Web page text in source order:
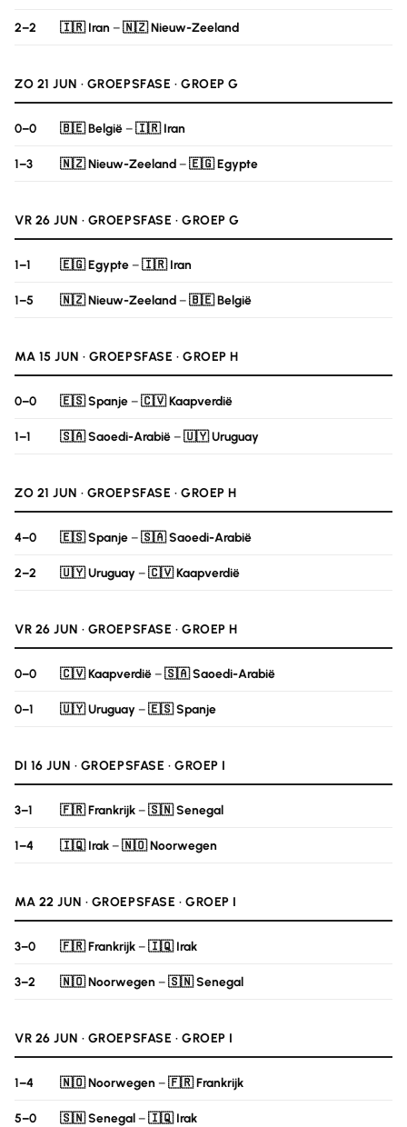
2–2 🇮🇷 Iran –🇳🇿 Nieuw-Zeeland
ZO 21 JUN · GROEPSFASE · GROEP G
0–0 🇧🇪 België–🇮🇷 Iran
1–3 🇳🇿 Nieuw-Zeeland–🇪🇬 Egypte
VR 26 JUN · GROEPSFASE · GROEP G
1–1 🇪🇬 Egypte–🇮🇷 Iran
1–5 🇳🇿 Nieuw-Zeeland–🇧🇪 België
MA 15 JUN · GROEPSFASE · GROEP H
0–0 🇪🇸 Spanje–🇨🇻 Kaapverdië
1–1 🇸🇦 Saoedi-Arabië–🇺🇾 Uruguay
ZO 21 JUN · GROEPSFASE · GROEP H
4–0 🇪🇸 Spanje–🇸🇦 Saoedi-Arabië
2–2 🇺🇾 Uruguay–🇨🇻 Kaapverdië
VR 26 JUN · GROEPSFASE · GROEP H
0–0 🇨🇻 Kaapverdië–🇸🇦 Saoedi-Arabië
0–1 🇺🇾 Uruguay–🇪🇸 Spanje
DI 16 JUN · GROEPSFASE · GROEP I
3–1 🇫🇷 Frankrijk–🇸🇳 Senegal
1–4 🇮🇶 Irak–🇳🇴 Noorwegen
MA 22 JUN · GROEPSFASE · GROEP I
3–0 🇫🇷 Frankrijk–🇮🇶 Irak
3–2 🇳🇴 Noorwegen –🇸🇳 Senegal
VR 26 JUN · GROEPSFASE · GROEP I
1–4 🇳🇴 Noorwegen –🇫🇷 Frankrijk
5–0 🇸🇳 Senegal–🇮🇶 Irak